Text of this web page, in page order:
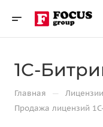
1С-
Главная —
Продажа лицензий